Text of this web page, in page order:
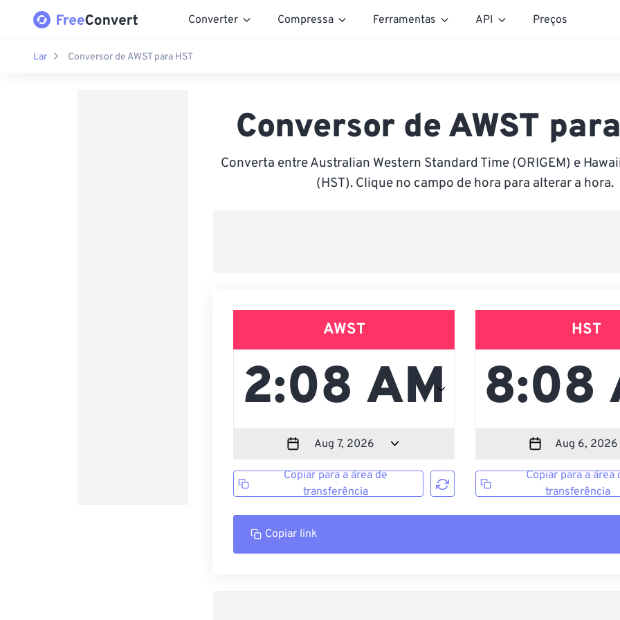
Converter Compressa Ferramentas API Preços
Lar Conversor de AWST para HST
Conversor de AWST
Converta entre Australian Western Standard Time (ORIGEM) e
(HST). Clique no campo de hora para alterar a hora.
AWST
Copiar para a área de
transferência
HST
Copiar para a área
transferência
Copiar link